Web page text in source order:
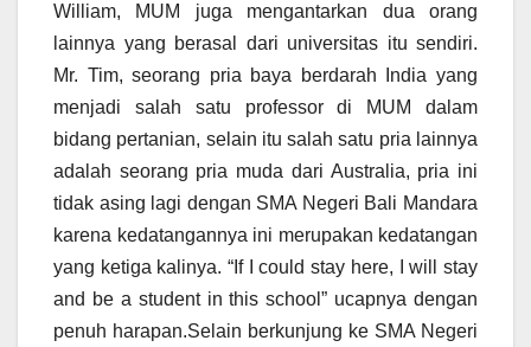
William, MUM juga mengantarkan dua orang
lainnya yang berasal dari universitas itu sendiri.
Mr. Tim, seorang pria baya berdarah India yang
menjadi salah satu professor di MUM dalam
bidang pertanian, selain itu salah satu pria lainnya
adalah seorang pria muda dari Australia, pria ini
tidak asing lagi dengan SMA Negeri Bali Mandara
karena kedatangannya ini merupakan kedatangan
yang ketiga kalinya. “If I could stay here, I will stay
and be a student in this school” ucapnya dengan
penuh harapan.Selain berkunjung ke SMA Negeri